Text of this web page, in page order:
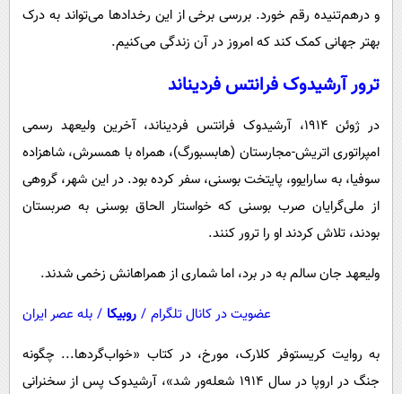
حوادث
فرهنگی
اجتماعی
حیات وحش
سیاست خارجی
دانلود
و درهم‌تنیده رقم خورد. بررسی برخی از این رخدادها می‌تواند به درک
بهتر جهانی کمک کند که امروز در آن زندگی می‌کنیم.
ترور آرشیدوک فرانتس فردیناند
در ژوئن ۱۹۱۴، آرشیدوک فرانتس فردیناند، آخرین ولیعهد رسمی
امپراتوری اتریش-مجارستان (هابسبورگ)، همراه با همسرش، شاهزاده
سوفیا، به سارایوو، پایتخت بوسنی، سفر کرده بود. در این شهر، گروهی
از ملی‌گرایان صرب بوسنی که خواستار الحاق بوسنی به صربستان
بودند، تلاش کردند او را ترور کنند.
ولیعهد جان سالم به در برد، اما شماری از همراهانش زخمی شدند.
عضویت در کانال تلگرام / روبیکا / بله عصر ایران
به روایت کریستوفر کلارک، مورخ، در کتاب «خواب‌گردها... چگونه
جنگ در اروپا در سال ۱۹۱۴ شعله‌ور شد»، آرشیدوک پس از سخنرانی